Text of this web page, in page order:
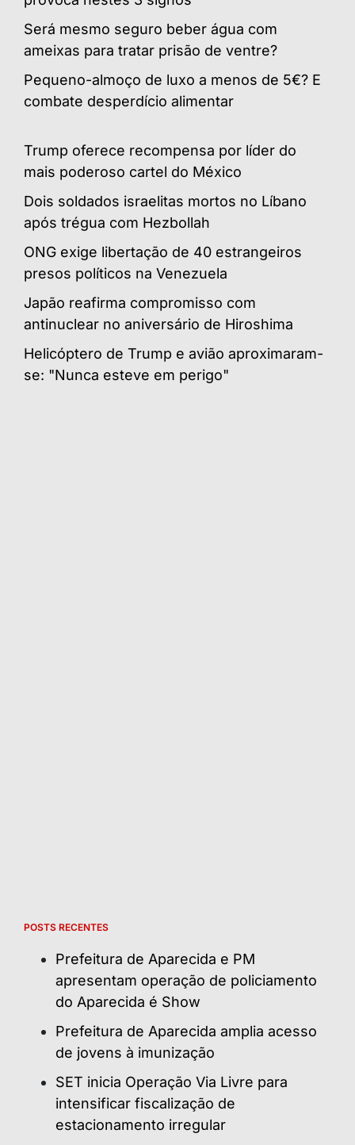
Será mesmo seguro beber água com
ameixas para tratar prisão de ventre?
Pequeno-almoço de luxo a menos de 5€? E
combate desperdício alimentar
Trump oferece recompensa por líder do
mais poderoso cartel do México
Dois soldados israelitas mortos no Líbano
após trégua com Hezbollah
ONG exige libertação de 40 estrangeiros
presos políticos na Venezuela
Japão reafirma compromisso com
antinuclear no aniversário de Hiroshima
Helicóptero de Trump e avião aproximaram-
se: "Nunca esteve em perigo"
POSTS RECENTES
Prefeitura de Aparecida e PM
apresentam operação de policiamento
do Aparecida é Show
Prefeitura de Aparecida amplia acesso
de jovens à imunização
SET inicia Operação Via Livre para
intensificar fiscalização de
estacionamento irregular